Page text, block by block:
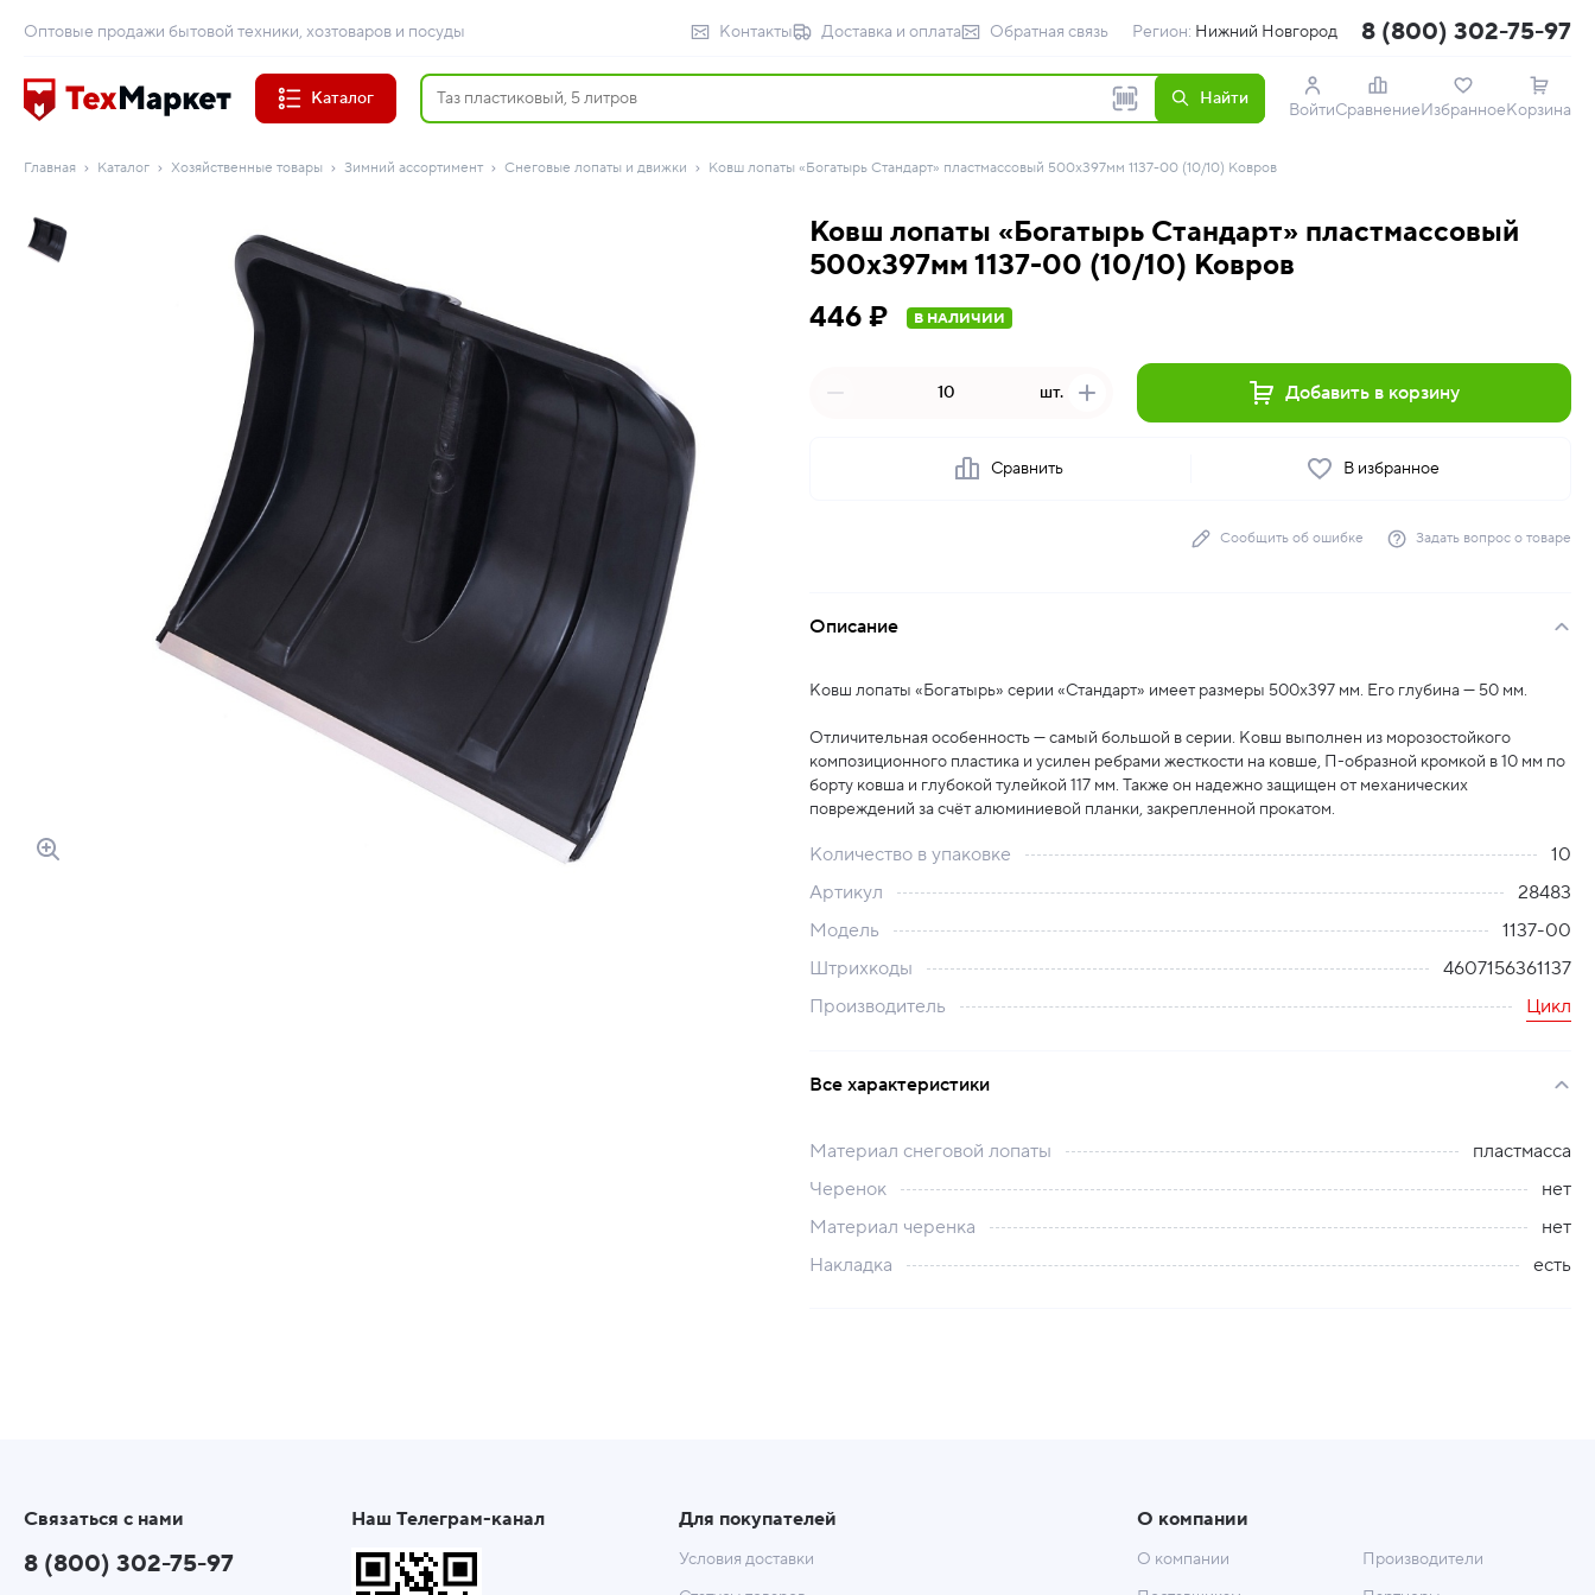
Оптовые продажи бытовой техники, хозтоваров и посуды Контакты Доставка и оплата Обратная связь Регион: Нижний Новгород 8 (800) 302-75-97
Каталог Найти
ВойтиСравнениеИзбранноеКорзина
Главная Каталог Хозяйственные товары Зимний ассортимент Снеговые лопаты и движки Ковш лопаты «Богатырь Стандарт» пластмассовый 500х397мм 1137-00 (10/10) Ковров
Ковш лопаты «Богатырь Стандарт» пластмассовый
500х397мм 1137-00 (10/10) Ковров
446 ₽
В НАЛИЧИИ
шт. Добавить в корзину
Сравнить В избранное
Сообщить об ошибке Задать вопрос о товаре
Описание
Ковш лопаты «Богатырь» серии «Стандарт» имеет размеры 500х397 мм. Его глубина — 50 мм.
Отличительная особенность — самый большой в серии. Ковш выполнен из морозостойкого
композиционного пластика и усилен ребрами жесткости на ковше, П-образной кромкой в 10 мм по
борту ковша и глубокой тулейкой 117 мм. Также он надежно защищен от механических
повреждений за счёт алюминиевой планки, закрепленной прокатом.
Количество в упаковке
10
Артикул
28483
Модель
1137-00
Штрихкоды
4607156361137
Производитель
Цикл
Все характеристики
Материал снеговой лопаты
пластмасса
Черенок
нет
Материал черенка
нет
Накладка
есть
Связаться с нами
8 (800) 302-75-97
Наш Телеграм-канал Для покупателей
Условия доставки
О компании
О компании
Производители